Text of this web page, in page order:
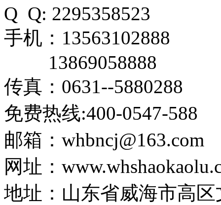
Q Q: 2295358523
手机：13563102888
13869058888
传真：0631--5880288
免费热线:400-0547-588
邮箱：whbncj@163.com
网址：
地址：山东省威海市高区